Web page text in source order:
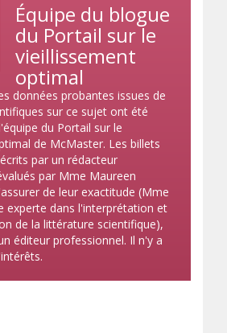
Équipe du blogue
du Portail sur le
vieillissement
optimal
données probantes issues de
sur ce sujet ont été
du Portail sur le
de McMaster. Les billets
par un rédacteur
par Mme Maureen
de leur exactitude (Mme
experte dans l'interprétation et
de la littérature scientifique),
éditeur professionnel. Il n'y a